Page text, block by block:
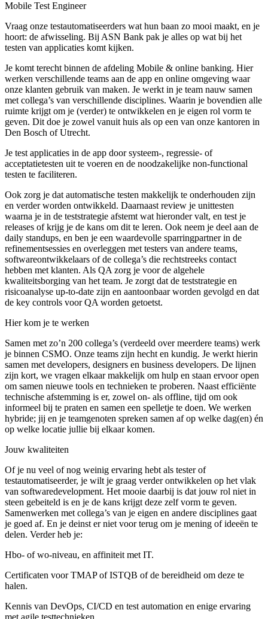
Mobile Test Engineer
Vraag onze testautomatiseerders wat hun baan zo mooi maakt, en je
hoort: de afwisseling. Bij ASN Bank pak je alles op wat bij het
testen van applicaties komt kijken.
Je komt terecht binnen de afdeling Mobile & online banking. Hier
werken verschillende teams aan de app en online omgeving waar
onze klanten gebruik van maken. Je werkt in je team nauw samen
met collega’s van verschillende disciplines. Waarin je bovendien alle
ruimte krijgt om je (verder) te ontwikkelen en je eigen rol vorm te
geven. Dit doe je zowel vanuit huis als op een van onze kantoren in
Den Bosch of Utrecht.
Je test applicaties in de app door systeem-, regressie- of
acceptatietesten uit te voeren en de noodzakelijke non-functional
testen te faciliteren.
Ook zorg je dat automatische testen makkelijk te onderhouden zijn
en verder worden ontwikkeld. Daarnaast review je unittesten
waarna je in de teststrategie afstemt wat hieronder valt, en test je
releases of krijg je de kans om dit te leren. Ook neem je deel aan de
daily standups, en ben je een waardevolle sparringpartner in de
refinementsessies en overleggen met testers van andere teams,
softwareontwikkelaars of de collega’s die rechtstreeks contact
hebben met klanten. Als QA zorg je voor de algehele
kwaliteitsborging van het team. Je zorgt dat de teststrategie en
risicoanalyse up-to-date zijn en aantoonbaar worden gevolgd en dat
de key controls voor QA worden getoetst.
Hier kom je te werken
Samen met zo’n 200 collega’s (verdeeld over meerdere teams) werk
je binnen CSMO. Onze teams zijn hecht en kundig. Je werkt hierin
samen met developers, designers en business developers. De lijnen
zijn kort, we vragen elkaar makkelijk om hulp en staan ervoor open
om samen nieuwe tools en technieken te proberen. Naast efficiënte
technische afstemming is er, zowel on- als offline, tijd om ook
informeel bij te praten en samen een spelletje te doen. We werken
hybride; jij en je teamgenoten spreken samen af op welke dag(en) én
op welke locatie jullie bij elkaar komen.
Jouw kwaliteiten
Of je nu veel of nog weinig ervaring hebt als tester of
testautomatiseerder, je wilt je graag verder ontwikkelen op het vlak
van softwaredevelopment. Het mooie daarbij is dat jouw rol niet in
steen gebeiteld is en je de kans krijgt deze zelf vorm te geven.
Samenwerken met collega’s van je eigen en andere disciplines gaat
je goed af. En je deinst er niet voor terug om je mening of ideeën te
delen. Verder heb je:
Hbo- of wo-niveau, en affiniteit met IT.
Certificaten voor TMAP of ISTQB of de bereidheid om deze te
halen.
Kennis van DevOps, CI/CD en test automation en enige ervaring